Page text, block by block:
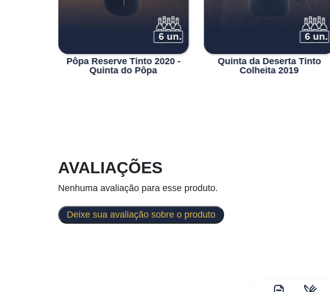
6 un.
Pôpa Reserve Tinto 2020 -
Quinta do Pôpa
6 un.
Quinta da Deserta Tinto
Colheita 2019
AVALIAÇÕES
Nenhuma avaliação para esse produto.
Deixe sua avaliação sobre o produto